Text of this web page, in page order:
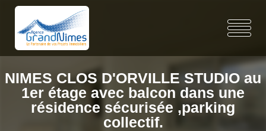
NIMES CLOS D'ORVILLE STUDIO au
1er étage avec balcon dans une
résidence sécurisée ,parking
collectif.